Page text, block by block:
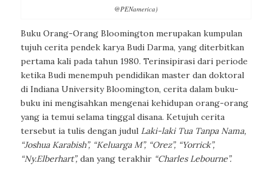
@PENamerica)
Buku Orang-Orang Bloomington merupakan kumpulan
tujuh cerita pendek karya Budi Darma, yang diterbitkan
pertama kali pada tahun 1980. Terinsipirasi dari periode
ketika Budi menempuh pendidikan master dan doktoral
di Indiana University Bloomington, cerita dalam buku-
buku ini mengisahkan mengenai kehidupan orang-orang
yang ia temui selama tinggal disana. Ketujuh cerita
tersebut ia tulis dengan judul Laki-laki Tua Tanpa Nama,
“Joshua Karabish”, “Keluarga M”, “Orez”, “Yorrick”,
“Ny.Elberhart”, dan yang terakhir “Charles Lebourne”.